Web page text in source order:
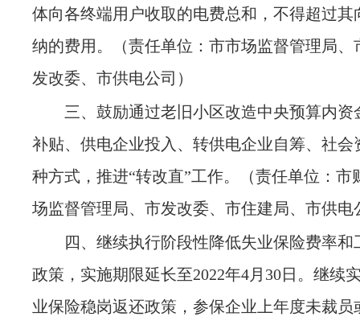
体向各终端用户收取的电费总和，不得超过其
纳的费用。
（责任单位：市市场监督管理局
发改委、市供电公司）
三、鼓励通过老旧小区改造中央预算内资
补贴、供电企业投入、转供电企业自筹、社会
种方式，推进“转改直”工作。
（责任单位：
场监督管理局、市发改委、市住建局、市供电
四、继续执行阶段性降低失业保险费率和
政策，实施期限延长至2022年4月30日。继续
业保险稳岗返还政策，参保企业上年度未裁员